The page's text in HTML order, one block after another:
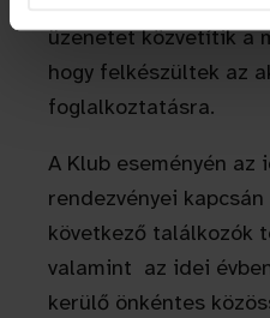
üzenetet közvetítik a
hogy felkészültek az
foglalkoztatásra.
A Klub eseményén az
rendezvényei
következő találkozók
valamint az idei
kerülő önkéntes